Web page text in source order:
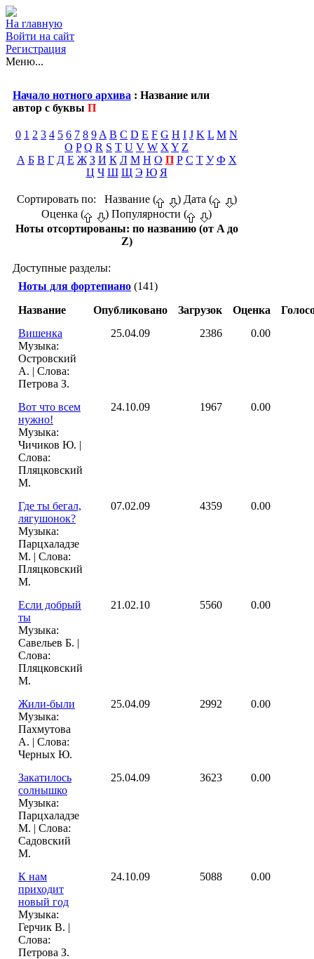
На главную
Войти на сайт
Регистрация
Меню...
Начало нотного архива : Название или
автор с буквы П
0 1 2 3 4 5 6 7 8 9 A B C D E F G H I J K L M N
O P Q R S T U V W X Y Z
А Б В Г Д Е Ж З И К Л М Н О П Р С Т У Ф Х
Ц Ч Ш Щ Э Ю Я
Сортировать по: Название ( ) Дата (
)
Оценка (
) Популярности (
)
Ноты отсортированы: по названию (от A до
Z)
Доступные разделы:
Ноты для фортепиано (141)
Название
Опубликовано Загрузок Оценка
Вишенка
Музыка:
Островский
А. | Слова:
Петрова З.
25.04.09 2386 0.00
Вот что всем
нужно!
Музыка:
Чичиков Ю. |
Слова:
Пляцковский
М.
24.10.09 1967 0.00
Где ты бегал,
лягушонок?
Музыка:
Парцхаладзе
М. | Слова:
Пляцковский
М.
07.02.09 4359 0.00
Если добрый
ты
Музыка:
Савельев Б. |
Слова:
Пляцковский
М.
21.02.10 5560 0.00
Жили-были
Музыка:
Пахмутова
А. | Слова:
Черных Ю.
25.04.09 2992 0.00
Закатилось
солнышко
Музыка:
Парцхаладзе
М. | Слова:
Садовский
М.
25.04.09 3623 0.00
К нам
приходит
новый год
Музыка:
Герчик В. |
Слова:
Петрова З.
24.10.09 5088 0.00